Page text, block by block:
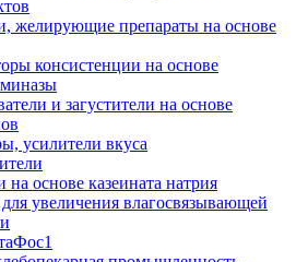
желирующие препараты на основе
консистенции на основе
и загустители на основе
усилители вкуса
на основе казеината натрия
увеличения влагосвязывающей